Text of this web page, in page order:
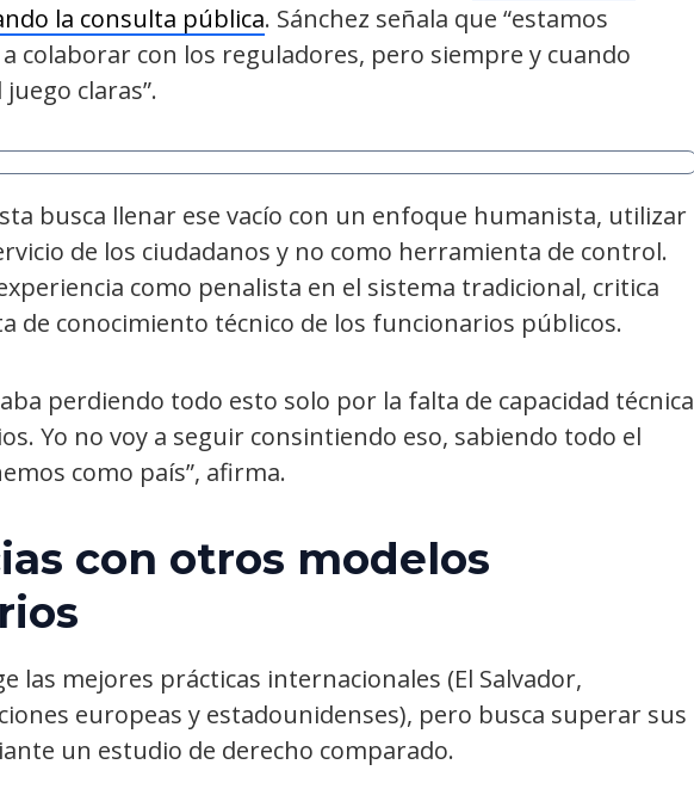
la consulta pública. Sánchez señala que “estamos
colaborar con los reguladores, pero siempre y cuando
claras”.
busca llenar ese vacío con un enfoque humanista, utilizar
de los ciudadanos y no como herramienta de control.
como penalista en el sistema tradicional, critica
de conocimiento técnico de los funcionarios públicos.
perdiendo todo esto solo por la falta de capacidad técnica
Yo no voy a seguir consintiendo eso, sabiendo todo el
como país”, afirma.
con otros modelos
las mejores prácticas internacionales (El Salvador,
europeas y estadounidenses), pero busca superar sus
un estudio de derecho comparado.